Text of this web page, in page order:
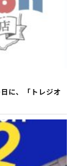
に、「トレジオ